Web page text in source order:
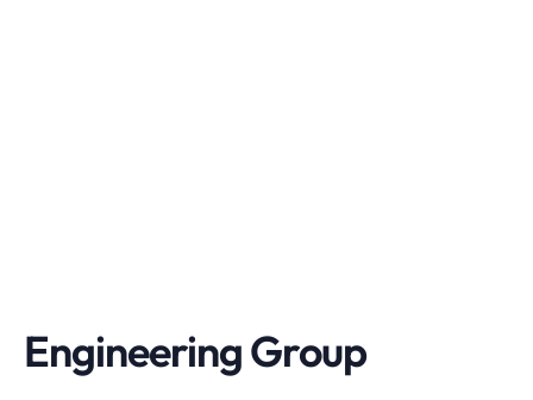
Engineering Group